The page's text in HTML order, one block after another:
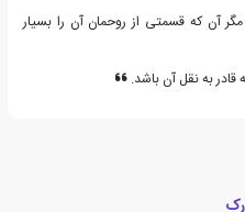
آن که قسمتی از روحمان آن را بسیار
به نقل آن باشد.